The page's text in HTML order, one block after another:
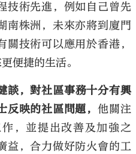
技術先進，例如自己曾先
南株洲，未來亦將到廈門
技術可以應用於香港，
便捷的生活。
談，對社區事務十分有興
反映的社區問題，他關注
，並提出改善及加強之
益，合力做好防火會的工